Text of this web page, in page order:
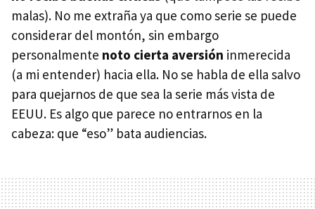
malas). No me extraña ya que como serie se puede
considerar del montón, sin embargo
personalmente noto cierta aversión inmerecida
(a mi entender) hacia ella. No se habla de ella salvo
para quejarnos de que sea la serie más vista de
EEUU. Es algo que parece no entrarnos en la
cabeza: que “eso” bata audiencias.